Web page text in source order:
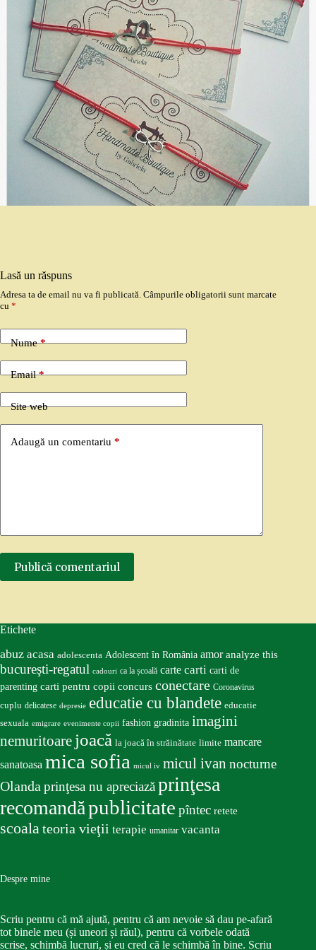
Lasă un răspuns
Adresa ta de email nu va fi publicată. Câmpurile obligatorii sunt marcate
cu *
Nume*
Email*
Site web
Adaugă un comentariu *
Publică comentariul
Etichete
abuz acasa adolescenta Adolescent în România amor analyze this
bucureşti-regatul cadouri ca la școală carte carti carti de
parenting carti pentru copii concurs conectare Coronavirus
cuplu delicatese depresie educatie cu blandete educatie
sexuala emigrare evenimente copii fashion gradinita imagini
nemuritoare joacă la joacă în străinătate limite mancare
sanatoasa mica sofia micul iv micul ivan nocturne
Olandaprinţesa nu apreciazăprinţesa
recomandăpublicitate pîntec retete
scoalateoria vieţii terapie umanitar vacanta
Despre mine
Scriu pentru că mă ajută, pentru că am nevoie să dau pe-afară
tot binele meu (și uneori și răul), pentru că vorbele odată
scrise, schimbă lucruri, și eu cred că le schimbă în bine. Scriu